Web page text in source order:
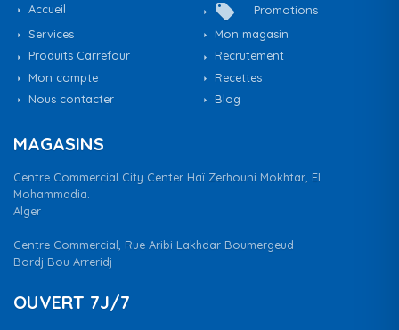
Accueil local_offer
Promotions
Services
Mon magasin
Produits Carrefour
Recrutement
Mon compte
Recettes
Nous contacter
Blog
MAGASINS
Centre Commercial City Center Haï Zerhouni Mokhtar, El
Mohammadia.
Alger
Centre Commercial, Rue Aribi Lakhdar Boumergeud
Bordj Bou Arreridj
OUVERT 7J/7